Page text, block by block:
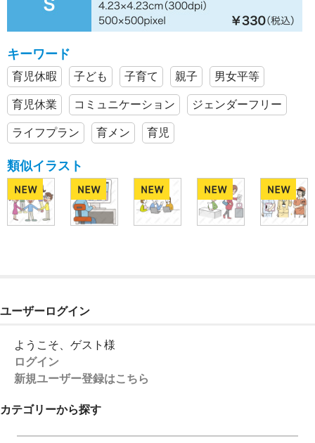
キーワード
育児休暇 子ども 子育て 親子 男女平等
育児休業 コミュニケーション ジェンダーフリー
ライフプラン 育メン 育児
類似イラスト
ユーザーログイン
ようこそ、ゲスト様
ログイン
新規ユーザー登録はこちら
カテゴリーから探す